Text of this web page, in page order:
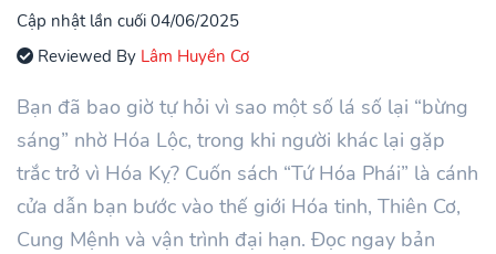
Cập nhật lần cuối 04/06/2025
Reviewed By Lâm Huyền Cơ
Bạn đã bao giờ tự hỏi vì sao một số lá số lại “bừng
sáng” nhờ Hóa Lộc, trong khi người khác lại gặp
trắc trở vì Hóa Kỵ? Cuốn sách “Tứ Hóa Phái” là cánh
cửa dẫn bạn bước vào thế giới Hóa tinh, Thiên Cơ,
Cung Mệnh và vận trình đại hạn. Đọc ngay bản